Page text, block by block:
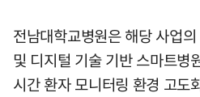
전남대학교병원은 해당 사업
및 디지털 기술 기반 스마트병
시간 환자 모니터링 환경 고도